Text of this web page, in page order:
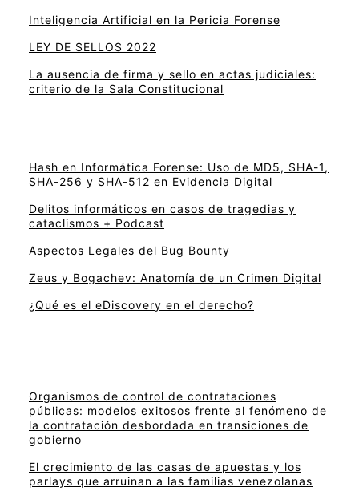
Inteligencia Artificial en la Pericia Forense
LEY DE SELLOS 2022
La ausencia de firma y sello en actas judiciales:
criterio de la Sala Constitucional
Hash en Informática Forense: Uso de MD5, SHA-1,
SHA-256 y SHA-512 en Evidencia Digital
Delitos informáticos en casos de tragedias y
cataclismos + Podcast
Aspectos Legales del Bug Bounty
Zeus y Bogachev: Anatomía de un Crimen Digital
¿Qué es el eDiscovery en el derecho?
Organismos de control de contrataciones
públicas: modelos exitosos frente al fenómeno de
la contratación desbordada en transiciones de
gobierno
El crecimiento de las casas de apuestas y los
parlays que arruinan a las familias venezolanas